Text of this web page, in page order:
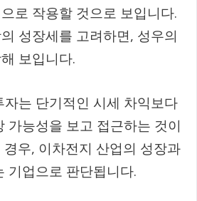
로 작용할 것으로 보입니다.
성장세를 고려하면, 성우의
보입니다.
는 단기적인 시세 차익보다
가능성을 보고 접근하는 것이
우, 이차전지 산업의 성장과
기업으로 판단됩니다.